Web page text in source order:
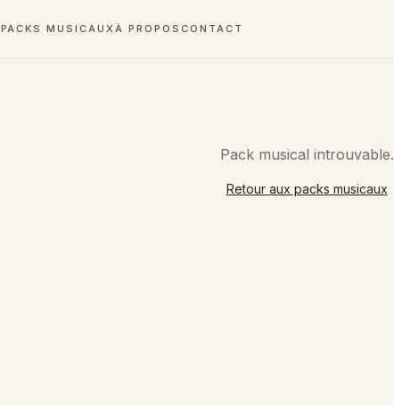
PACKS MUSICAUXÀ PROPOSCONTACT
Pack musical introuvable.
Retour aux packs musicaux